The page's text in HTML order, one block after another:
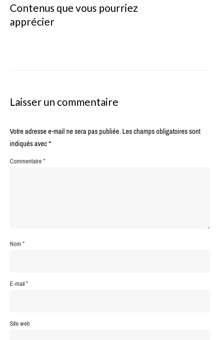
Contenus que vous pourriez
apprécier
Laisser un commentaire
Votre adresse e-mail ne sera pas publiée.Les champs obligatoires sont
indiqués avec*
Commentaire*
Nom*
E-mail*
Site web